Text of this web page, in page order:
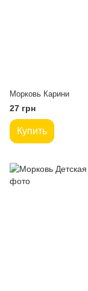
Морковь Карини
27 грн
Купить